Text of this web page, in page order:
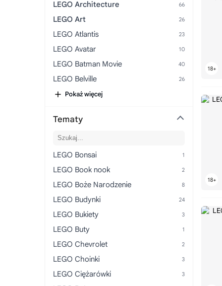
LEGO Architecture
LEGO Art
LEGO Atlantis
LEGO Avatar
LEGO Batman Movie
LEGO Belville
LEGO Ben 10 Alien Force
LEGO Bluey
LEGO BOOST
LEGO Botanicals
LEGO Braille Bricks
LEGO Brick Sketches
LEGO BrickHeadz
LEGO BrickLink
LEGO BrickMaster
LEGO Bricks & More
LEGO Building Bigger Thinking
LEGO Cars
Pokaż więcej
Tematy
LEGO Bonsai
LEGO Book nook
LEGO Boże Narodzenie
LEGO Budynki
LEGO Bukiety
LEGO Buty
LEGO Chevrolet
LEGO Choinki
LEGO Ciężarówki